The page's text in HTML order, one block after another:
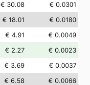
€ 30.08
€ 0.0301
€ 18.01
€ 0.0180
€ 4.91
€ 0.0049
€ 2.27
€ 0.0023
€ 3.69
€ 0.0037
€ 6.58
€ 0.0066